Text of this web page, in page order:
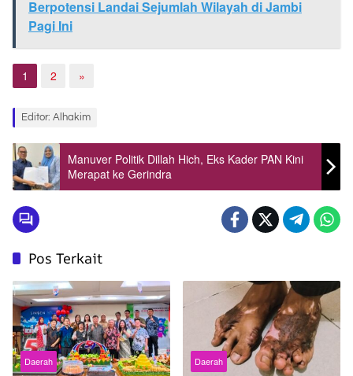
Berpotensi Landai Sejumlah Wilayah di Jambi
Pagi Ini
1 2 »
Editor: Alhakim
Manuver Politik Dillah Hich, Eks Kader PAN Kini
Merapat ke Gerindra
Pos Terkait
Daerah Daerah